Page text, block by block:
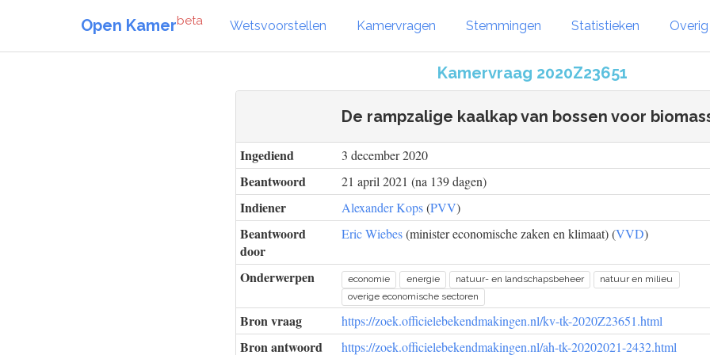
Open Kamerbeta Wetsvoorstellen Kamervragen Stemmingen Statistieken
Kamervraag 2020Z23651
De rampzalige kaalkap van bossen voor
Ingediend 3 december 2020
Beantwoord 21 april 2021 (na 139 dagen)
Indiener Alexander Kops(PVV)
Beantwoord
door
Eric Wiebes(minister economische zaken en klimaat) (VVD)
Onderwerpen economie energie natuur- en landschapsbeheer
natuur en milieu
overige economische sectoren
Bron vraag https://zoek.officielebekendmakingen.nl/kv-tk-2020Z23651.html
Bron antwoord https://zoek.officielebekendmakingen.nl/ah-tk-20202021-2432.html